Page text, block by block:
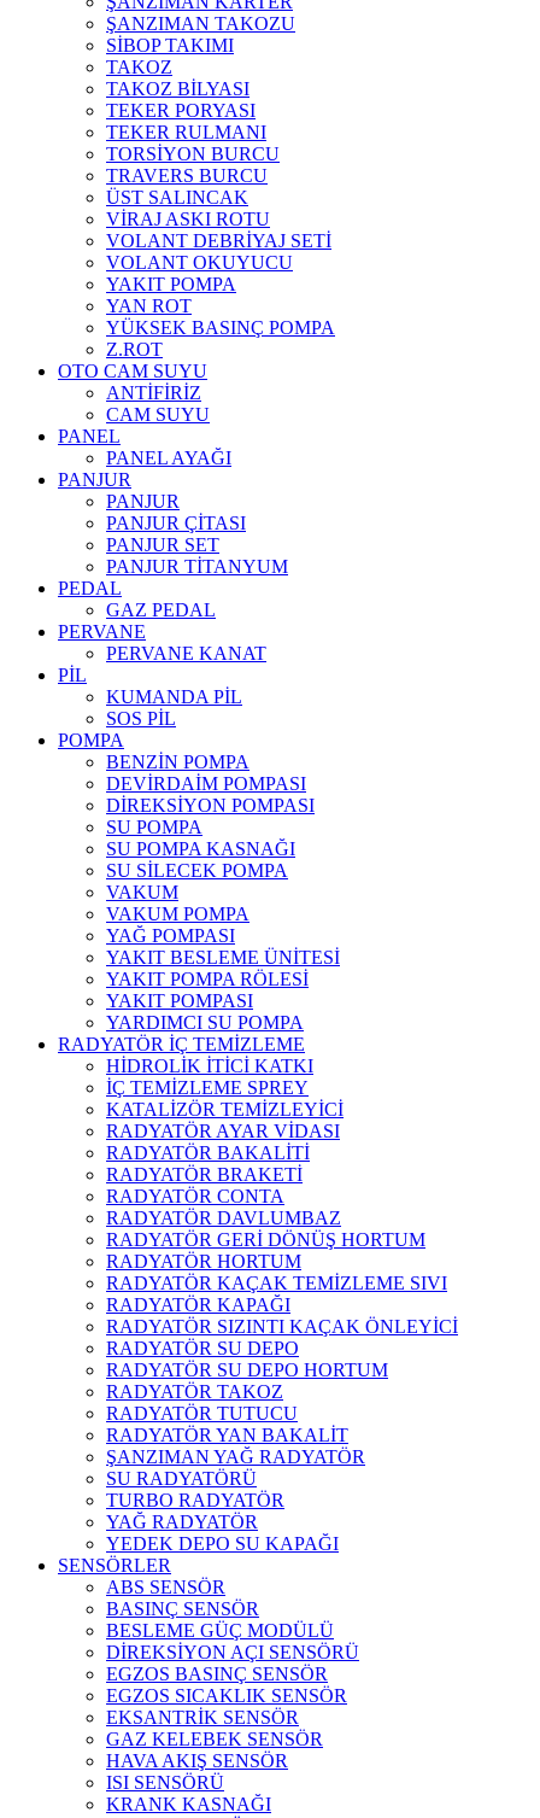
ŞANZIMAN TAKOZU
SİBOP TAKIMI
TAKOZ
TAKOZ BİLYASI
TEKER PORYASI
TEKER RULMANI
TORSİYON BURCU
TRAVERS BURCU
ÜST SALINCAK
VİRAJ ASKI ROTU
VOLANT DEBRİYAJ SETİ
VOLANT OKUYUCU
YAKIT POMPA
YAN ROT
YÜKSEK BASINÇ POMPA
Z.ROT
OTO CAM SUYU
ANTİFİRİZ
CAM SUYU
PANEL
PANEL AYAĞI
PANJUR
PANJUR
PANJUR ÇİTASI
PANJUR SET
PANJUR TİTANYUM
PEDAL
GAZ PEDAL
PERVANE
PERVANE KANAT
PİL
KUMANDA PİL
SOS PİL
POMPA
BENZİN POMPA
DEVİRDAİM POMPASI
DİREKSİYON POMPASI
SU POMPA
SU POMPA KASNAĞI
SU SİLECEK POMPA
VAKUM
VAKUM POMPA
YAĞ POMPASI
YAKIT BESLEME ÜNİTESİ
YAKIT POMPA RÖLESİ
YAKIT POMPASI
YARDIMCI SU POMPA
RADYATÖR İÇ TEMİZLEME
HİDROLİK İTİCİ KATKI
İÇ TEMİZLEME SPREY
KATALİZÖR TEMİZLEYİCİ
RADYATÖR AYAR VİDASI
RADYATÖR BAKALİTİ
RADYATÖR BRAKETİ
RADYATÖR CONTA
RADYATÖR DAVLUMBAZ
RADYATÖR GERİ DÖNÜŞ HORTUM
RADYATÖR HORTUM
RADYATÖR KAÇAK TEMİZLEME SIVI
RADYATÖR KAPAĞI
RADYATÖR SIZINTI KAÇAK ÖNLEYİCİ
RADYATÖR SU DEPO
RADYATÖR SU DEPO HORTUM
RADYATÖR TAKOZ
RADYATÖR TUTUCU
RADYATÖR YAN BAKALİT
ŞANZIMAN YAĞ RADYATÖR
SU RADYATÖRÜ
TURBO RADYATÖR
YAĞ RADYATÖR
YEDEK DEPO SU KAPAĞI
SENSÖRLER
ABS SENSÖR
BASINÇ SENSÖR
BESLEME GÜÇ MODÜLÜ
DİREKSİYON AÇI SENSÖRÜ
EGZOS BASINÇ SENSÖR
EGZOS SICAKLIK SENSÖR
EKSANTRİK SENSÖR
GAZ KELEBEK SENSÖR
HAVA AKIŞ SENSÖR
ISI SENSÖRÜ
KRANK KASNAĞI